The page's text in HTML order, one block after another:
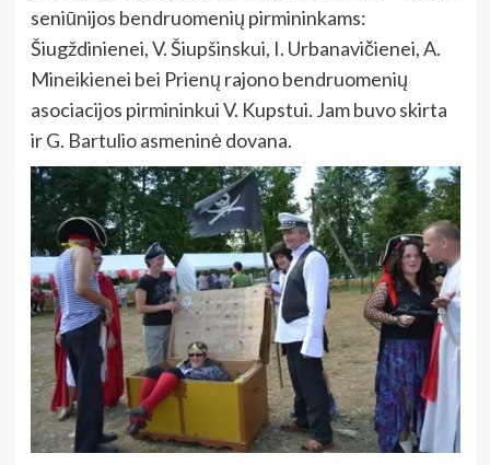
seniūnijos bendruomenių pirmininkams:
Šiugždinienei, V. Šiupšinskui, I. Urbanavičienei, A.
Mineikienei bei Prienų rajono bendruomenių
asociacijos pirmininkui V. Kupstui. Jam buvo skirta
ir G. Bartulio asmeninė dovana.